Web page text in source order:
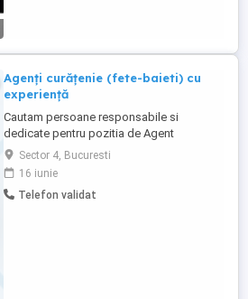
Agenți curățenie (fete-baieti) cu
experiență
Cautam persoane responsabile si
dedicate pentru pozitia de Agent
Curatenie. Candidatul ideal va fi
responsabil de mentinerea curateniei si
igienei in spatiile desemnate. Program
3ore 7-10 sau 2 ore 8-10 .Sun Plaza sector
Sector 4, Bucuresti
16 iunie
Telefon validat